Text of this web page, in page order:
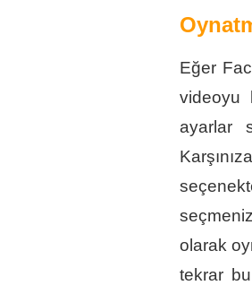
Eğer
videoyu
ayarlar
olarak
tekrar